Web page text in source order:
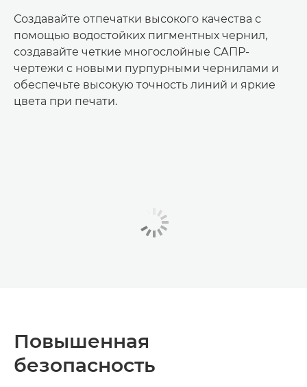
Создавайте отпечатки высокого качества с
помощью водостойких пигментных чернил,
создавайте четкие многослойные САПР-
чертежи с новыми пурпурными чернилами и
обеспечьте высокую точность линий и яркие
цвета при печати.
Повышенная
безопасность